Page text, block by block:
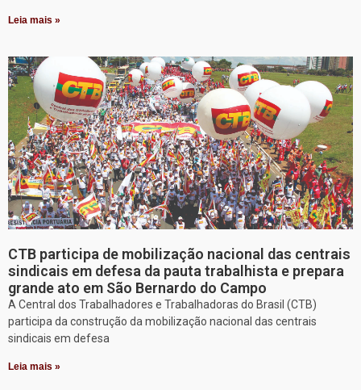
Leia mais »
CTB participa de mobilização nacional das centrais
sindicais em defesa da pauta trabalhista e prepara
grande ato em São Bernardo do Campo
A Central dos Trabalhadores e Trabalhadoras do Brasil (CTB)
participa da construção da mobilização nacional das centrais
sindicais em defesa
Leia mais »